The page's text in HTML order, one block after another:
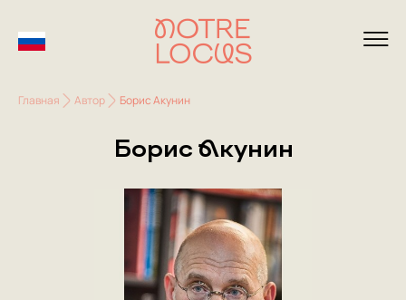
Главная Автор Борис Акунин
Борис Акунин